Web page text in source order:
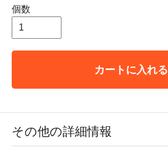
個数
カートに入れる
その他の詳細情報